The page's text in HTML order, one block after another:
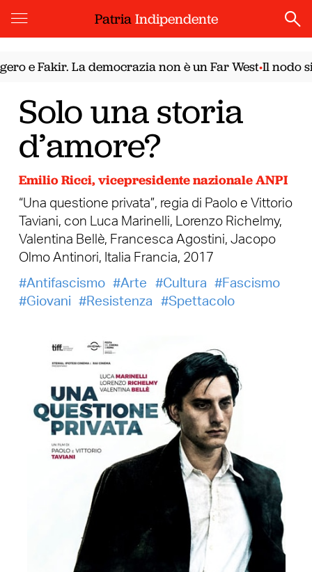
PatriaIndipendente
e Fakir. La democrazia non è un Far West•Il nodo
Solo una storia
d’amore?
Emilio Ricci, vicepresidente nazionale ANPI
“Una questione privata”, regia di Paolo e Vittorio
Taviani, con Luca Marinelli, Lorenzo Richelmy,
Valentina Bellè, Francesca Agostini, Jacopo
Olmo Antinori, Italia Francia, 2017
Antifascismo
Arte Cultura
Fascismo
Giovani
Resistenza Spettacolo